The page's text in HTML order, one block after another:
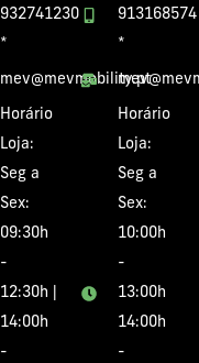
932741230
*
mev@mevmobility.pt
Horário
Loja:
Seg a
Sex:
09:30h
-
12:30h |
14:00h
-
913168574
*
Horário
Loja:
Seg a
Sex:
10:00h
-
13:00h
14:00h
-